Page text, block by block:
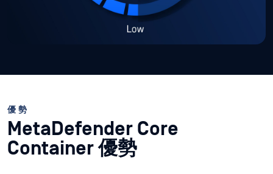
優勢
MetaDefender Core
Container 優勢